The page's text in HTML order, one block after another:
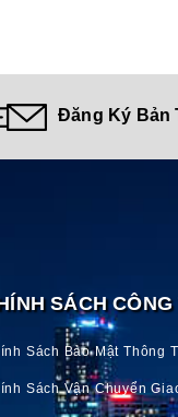
Đăng Ký Bản
SÁCH CÔNG
Sách Bảo Mật Thông
Sách Vận Chuyển